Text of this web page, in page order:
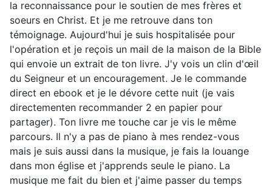
la reconnaissance pour le soutien de mes frères et
soeurs en Christ. Et je me retrouve dans ton
témoignage. Aujourd'hui je suis hospitalisée pour
l'opération et je reçois un mail de la maison de la Bible
qui envoie un extrait de ton livre. J'y vois un clin d'œil
du Seigneur et un encouragement. Je le commande
direct en ebook et je le dévore cette nuit (je vais
directementen recommander 2 en papier pour
partager). Ton livre me touche car je vis le même
parcours. Il n'y a pas de piano à mes rendez-vous
mais je suis aussi dans la musique, je fais la louange
dans mon église et j'apprends seule le piano. La
musique me fait du bien et j'aime passer du temps